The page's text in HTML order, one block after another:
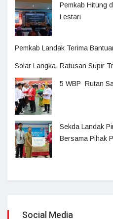
Pemkab Hitung
Lestari
Pemkab Landak Terima
Solar Langka, Ratusan Supir
5 WBP Rutan
Sekda Landak
Bersama Pihak
Social Media